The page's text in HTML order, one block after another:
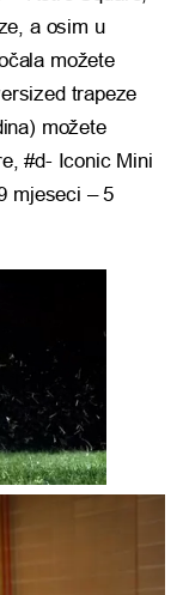
a osim u
možete
trapeze
možete
#d- Iconic Mini
mjeseci – 5